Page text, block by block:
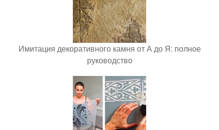
Имитация декоративного камня от А до Я: полное
руководство